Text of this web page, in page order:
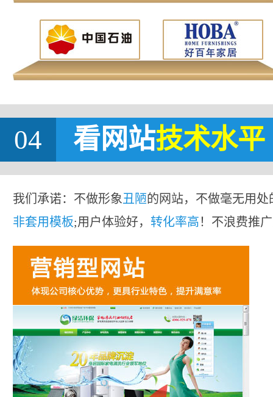
04 看网站技术水平
我们承诺：不做形象丑陋的网站，不做毫无用处
非套用模板;用户体验好， 转化率高！不浪费推